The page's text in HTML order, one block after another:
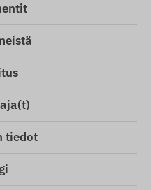
tiedot